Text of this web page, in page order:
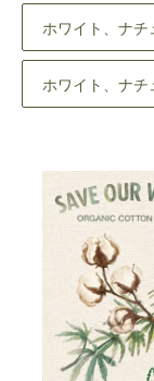
ホワイト、ナ
ホワイト、ナチ